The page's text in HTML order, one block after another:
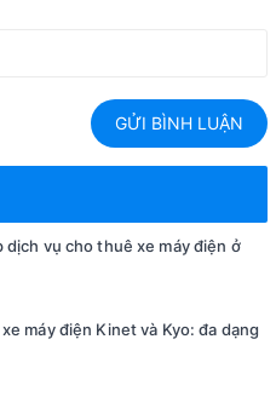
GỬI BÌNH LUẬN
dịch vụ cho thuê xe máy điện ở
máy điện Kinet và Kyo: đa dạng